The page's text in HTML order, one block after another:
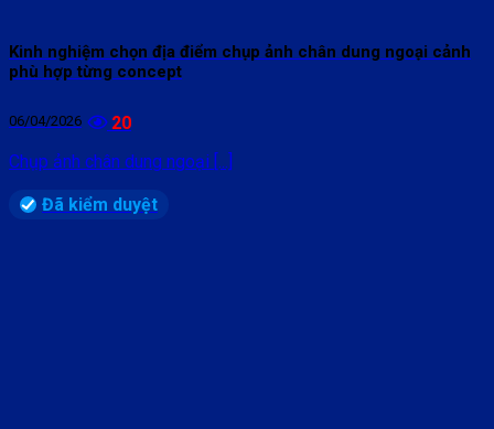
Kinh nghiệm chọn địa điểm chụp ảnh chân dung ngoại cảnh
phù hợp từng concept
06/04/2026
20
Chụp ảnh chân dung ngoại [...]
Đã kiểm duyệt